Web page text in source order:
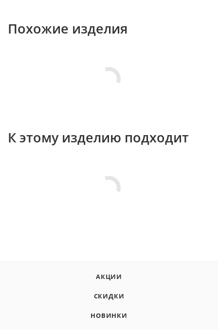
Похожие изделия
К этому изделию подходит
АКЦИИ
СКИДКИ
НОВИНКИ